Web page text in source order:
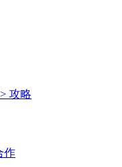
> 攻略
作